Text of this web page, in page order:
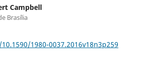
Campbell
Brasília
1980-0037.2016v18n3p259